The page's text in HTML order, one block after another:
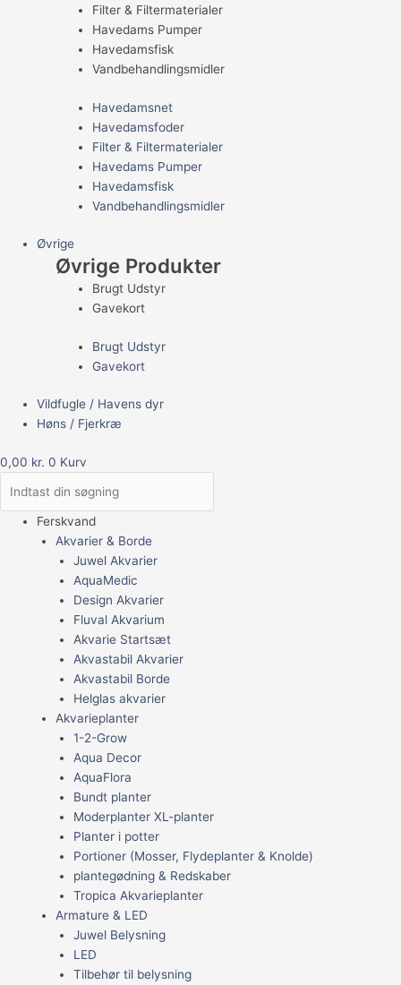
Filter & Filtermaterialer
Havedams Pumper
Havedamsfisk
Vandbehandlingsmidler
Havedamsnet
Havedamsfoder
Filter & Filtermaterialer
Havedams Pumper
Havedamsfisk
Vandbehandlingsmidler
Øvrige
Øvrige Produkter
Brugt Udstyr
Gavekort
Brugt Udstyr
Gavekort
Vildfugle / Havens dyr
Høns / Fjerkræ
0,00 kr. 0 Kurv
Ferskvand
Akvarier & Borde
Juwel Akvarier
AquaMedic
Design Akvarier
Fluval Akvarium
Akvarie Startsæt
Akvastabil Akvarier
Akvastabil Borde
Helglas akvarier
Akvarieplanter
1-2-Grow
Aqua Decor
AquaFlora
Bundt planter
Moderplanter XL-planter
Planter i potter
Portioner (Mosser, Flydeplanter & Knolde)
plantegødning & Redskaber
Tropica Akvarieplanter
Armature & LED
Juwel Belysning
LED
Tilbehør til belysning